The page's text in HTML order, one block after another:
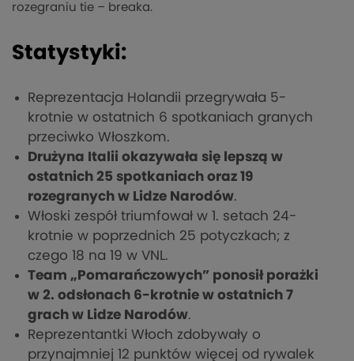
rozegraniu tie – breaka.
Statystyki:
Reprezentacja Holandii przegrywała 5-
krotnie w ostatnich 6 spotkaniach granych
przeciwko Włoszkom.
Drużyna Italii okazywała się lepszą w
ostatnich 25 spotkaniach oraz 19
rozegranych w Lidze Narodów.
Włoski zespół triumfował w 1. setach 24-
krotnie w poprzednich 25 potyczkach; z
czego 18 na 19 w VNL.
Team „Pomarańczowych” ponosił porażki
w 2. odsłonach 6-krotnie w ostatnich 7
grach w Lidze Narodów.
Reprezentantki Włoch zdobywały o
przynajmniej 12 punktów więcej od rywalek